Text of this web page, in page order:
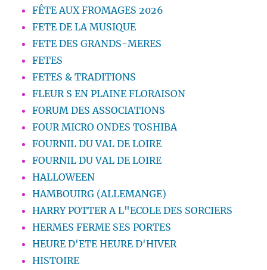
FÊTE AUX FROMAGES 2026
FETE DE LA MUSIQUE
FETE DES GRANDS-MERES
FETES
FETES & TRADITIONS
FLEUR S EN PLAINE FLORAISON
FORUM DES ASSOCIATIONS
FOUR MICRO ONDES TOSHIBA
FOURNIL DU VAL DE LOIRE
FOURNIL DU VAL DE LOIRE
HALLOWEEN
HAMBOUIRG (ALLEMANGE)
HARRY POTTER A L"ECOLE DES SORCIERS
HERMES FERME SES PORTES
HEURE D'ETE HEURE D'HIVER
HISTOIRE